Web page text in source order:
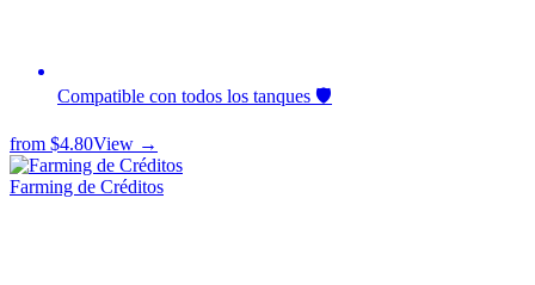
Compatible con todos los tanques 🛡️
from $4.80View →
Farming de Créditos